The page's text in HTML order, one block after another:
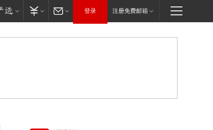
登录 注册免费邮箱